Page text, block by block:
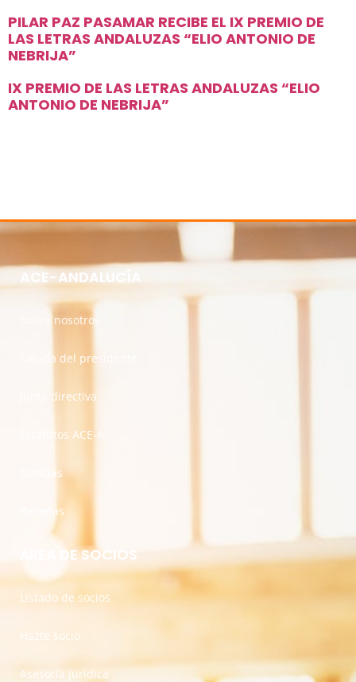
PILAR PAZ PASAMAR RECIBE EL IX PREMIO DE
LAS LETRAS ANDALUZAS “ELIO ANTONIO DE
NEBRIJA”
IX PREMIO DE LAS LETRAS ANDALUZAS “ELIO
ANTONIO DE NEBRIJA”
ACE-ANDALUCÍA
Sobre nosotros
Saluda del presidente
Junta directiva
Estatutos ACE-A
Noticias
Reseñas
ÁREA DE SOCIOS
Listado de socios
Hazte socio
Asesoría jurídica